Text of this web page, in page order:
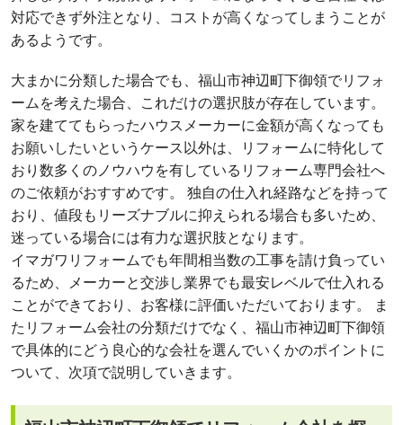
対応できず外注となり、コストが高くなってしまうことが
あるようです。
大まかに分類した場合でも、福山市神辺町下御領でリフォ
ームを考えた場合、これだけの選択肢が存在しています。
家を建ててもらったハウスメーカーに金額が高くなっても
お願いしたいというケース以外は、リフォームに特化して
おり数多くのノウハウを有しているリフォーム専門会社へ
のご依頼がおすすめです。 独自の仕入れ経路などを持って
おり、値段もリーズナブルに抑えられる場合も多いため、
迷っている場合には有力な選択肢となります。
イマガワリフォームでも年間相当数の工事を請け負ってい
るため、メーカーと交渉し業界でも最安レベルで仕入れる
ことができており、お客様に評価いただいております。 ま
たリフォーム会社の分類だけでなく、福山市神辺町下御領
で具体的にどう良心的な会社を選んでいくかのポイントに
ついて、次項で説明していきます。